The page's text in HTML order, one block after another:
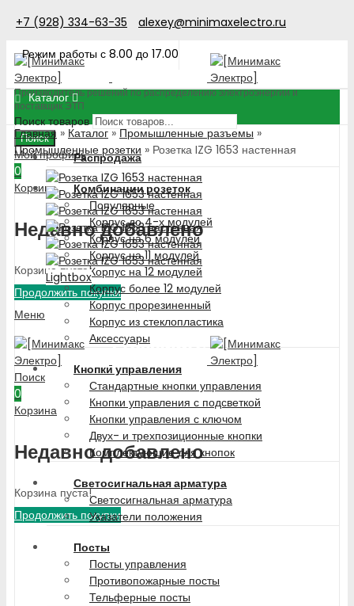
+7 (928) 334-63-35
alexey@minimaxelectro.ru
Режим работы с 8.00 до 17.00
Производитель решений по распределению электроэнергии и
поставщик ЭТП
Поиск товаров
Поиск
Мой профиль
0
Корзина
Недавно добавлено
Корзина пуста!
Продолжить покупки
Меню
Поиск
0
Корзина
Недавно добавлено
Корзина пуста!
Продолжить покупки
Каталог
Распродажа
Комбинации розеток
Популярные
Корпус до 4-х модулей
Корпус на 6 модулей
Корпус на 11 модулей
Корпус на 12 модулей
Корпус более 12 модулей
Корпус прорезиненный
Корпус из стеклопластика
Аксессуары
Кнопки управления
Стандартные кнопки управления
Кнопки управления с подсветкой
Кнопки управления с ключом
Двух- и трехпозиционные кнопки
Комплектующие для кнопок
Светосигнальная арматура
Светосигнальная арматура
Указатели положения
Посты
Посты управления
Противопожарные посты
Тельферные посты
Главная » Каталог » Промышленные разъемы »
Промышленные розетки » Розетка IZG 1653 настенная
Lightbox